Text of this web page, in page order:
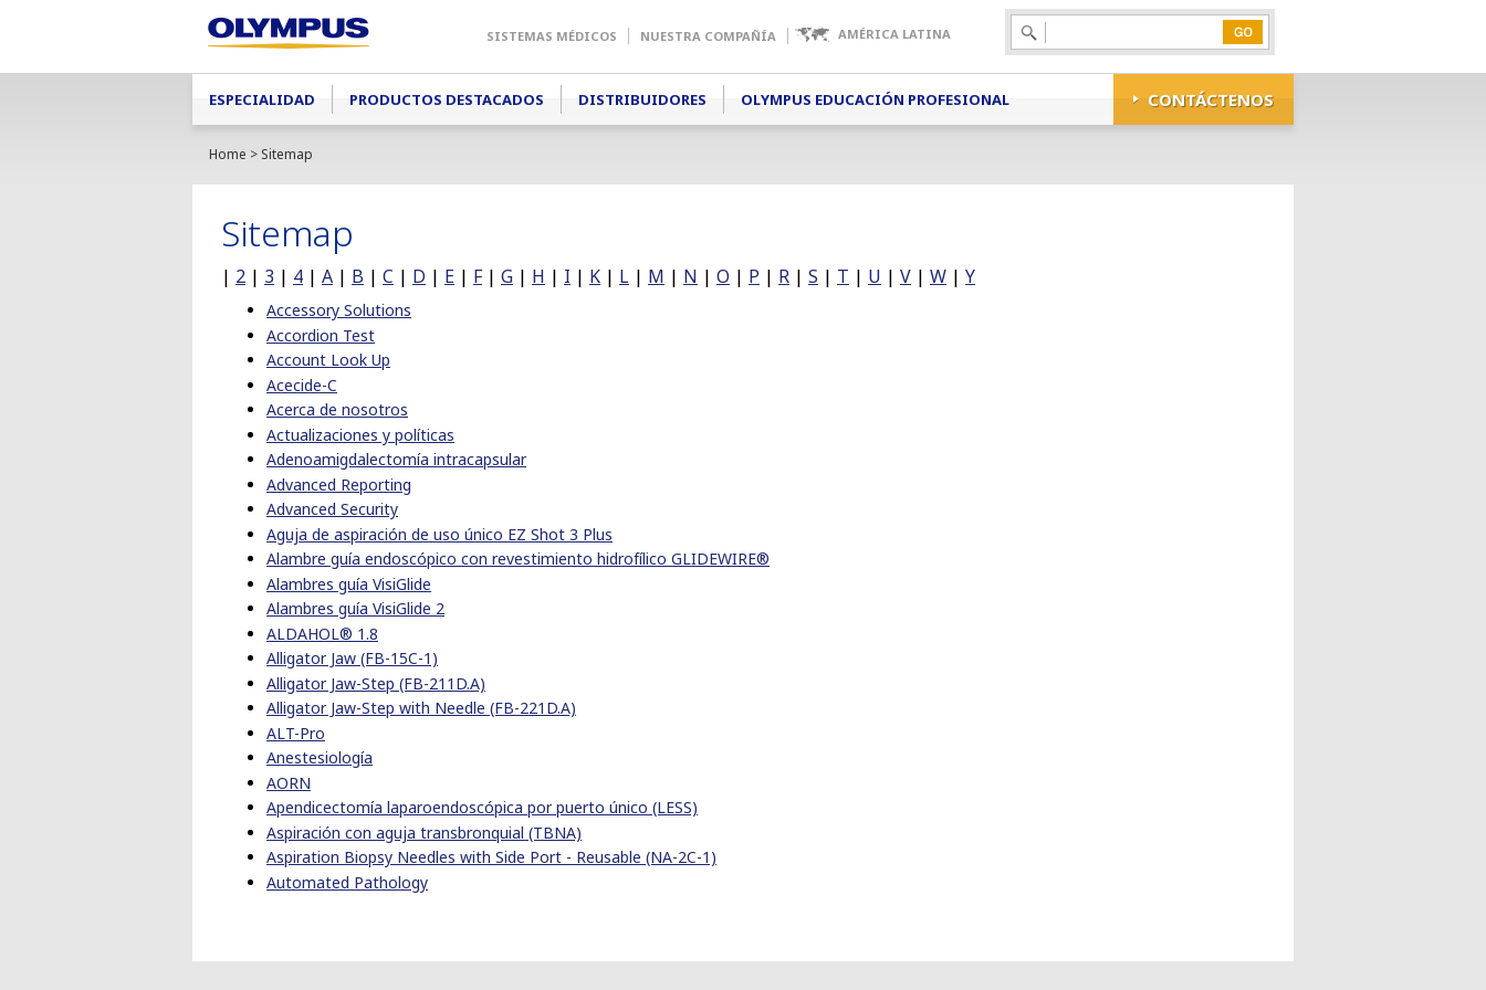
Search
SISTEMAS MÉDICOS NUESTRA COMPAÑÍA AMÉRICA LATINA
Main menu
ESPECIALIDAD PRODUCTOS DESTACADOS DISTRIBUIDORES OLYMPUS EDUCACIÓN PROFESIONAL CONTÁCTENOS
Home > Sitemap
Sitemap
| 2 | 3 | 4 | A | B | C | D | E | F | G | H | I | K | L | M | N | O | P | R | S | T | U | V | W | Y
Accessory Solutions
Accordion Test
Account Look Up
Acecide-C
Acerca de nosotros
Actualizaciones y políticas
Adenoamigdalectomía intracapsular
Advanced Reporting
Advanced Security
Aguja de aspiración de uso único EZ Shot 3 Plus
Alambre guía endoscópico con revestimiento hidrofílico GLIDEWIRE®
Alambres guía VisiGlide
Alambres guía VisiGlide 2
ALDAHOL® 1.8
Alligator Jaw (FB-15C-1)
Alligator Jaw-Step (FB-211D.A)
Alligator Jaw-Step with Needle (FB-221D.A)
ALT-Pro
Anestesiología
AORN
Apendicectomía laparoendoscópica por puerto único (LESS)
Aspiración con aguja transbronquial (TBNA)
Aspiration Biopsy Needles with Side Port - Reusable (NA-2C-1)
Automated Pathology